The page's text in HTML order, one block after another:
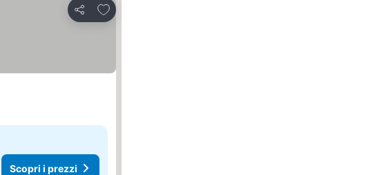
Condividi
Aggiungi ai preferiti
Scopri i prezzi